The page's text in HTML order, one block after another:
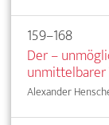
159–168
Der –
Alexander